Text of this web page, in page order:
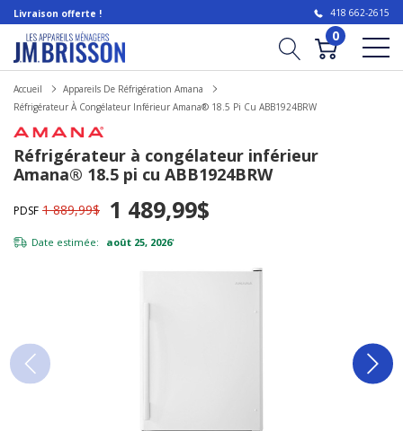
Livraison offerte ! 418 662-2615
0
Accueil
Appareils De Réfrigération Amana
Réfrigérateur À Congélateur Inférieur Amana® 18.5 Pi Cu ABB1924BRW
Réfrigérateur à congélateur inférieur
Amana® 18.5 pi cu ABB1924BRW
PDSF 1 889,99$ 1 489,99$
Date estimée: août 25, 2026*